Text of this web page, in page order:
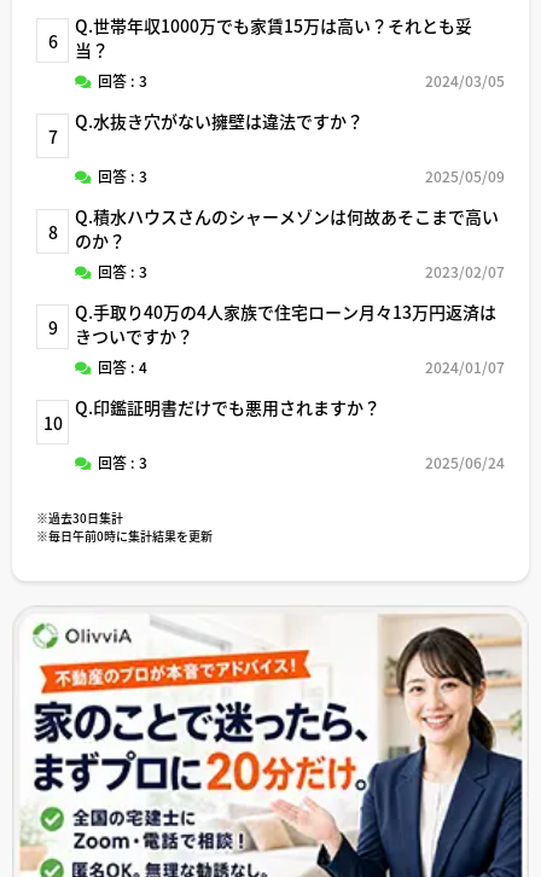
6
Q.世帯年収1000万でも家賃15万は高い？それとも妥
当？
回答 : 3 2024/03/05
7
Q.水抜き穴がない擁壁は違法ですか？
回答 : 3 2025/05/09
8
Q.積水ハウスさんのシャーメゾンは何故あそこまで高い
のか？
回答 : 3 2023/02/07
9
Q.手取り40万の4人家族で住宅ローン月々13万円返済は
きついですか？
回答 : 4 2024/01/07
10
Q.印鑑証明書だけでも悪用されますか？
回答 : 3 2025/06/24
※過去30日集計
※毎日午前0時に集計結果を更新